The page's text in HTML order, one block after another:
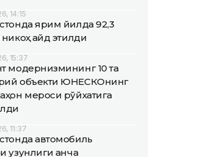
14:15
ярим йилда 92,3
қайд этилди
15:37
модернизмининг 10 та
объекти ЮНEСКОнинг
мероси рўйхатига
11:37
автомобиль
узунлиги қанча